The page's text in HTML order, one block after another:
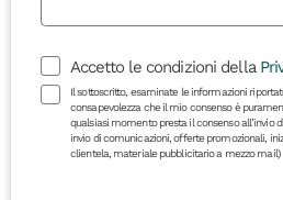
Accetto le condizioni della
Il sottoscritto, esaminate le informazioni
consapevolezza che il mio consenso è
qualsiasi momento presta il consenso all’invio
invio di comunicazioni, offerte promozionali,
clientela, materiale pubblicitario a mezzo mail)